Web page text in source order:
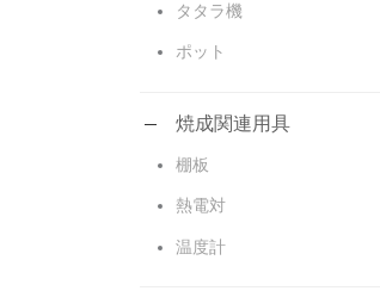
タタラ機
ポット
焼成関連用具
棚板
熱電対
温度計